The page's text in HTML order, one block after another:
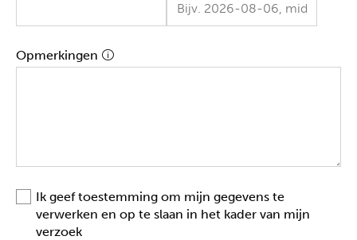
Opmerkingen
Ik geef toestemming om mijn gegevens te
verwerken en op te slaan in het kader van mijn
verzoek